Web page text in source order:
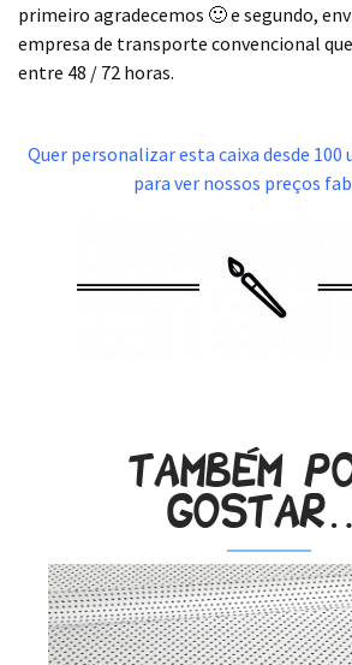
primeiro agradecemos 🙂 e segundo,
empresa de transporte convencional
entre 48 / 72 horas.
Quer personalizar esta caixa desde 100
para ver nossos preços
Também